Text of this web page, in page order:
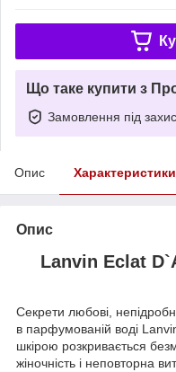
Що таке купити з
Замовлення під
Опис Характеристики
Опис
Lanvin Eclat
Секрети любові,
в парфумованій воді
шкірою розкривається
жіночність і неповторна